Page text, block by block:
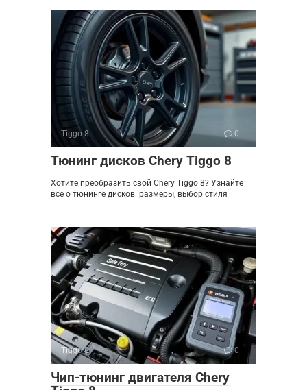
Tiggo 8 0
Тюнинг дисков Chery Tiggo 8
Хотите преобразить свой Chery Tiggo 8? Узнайте
все о тюнинге дисков: размеры, выбор стиля
Tiggo 8 0
Чип-тюнинг двигателя Chery